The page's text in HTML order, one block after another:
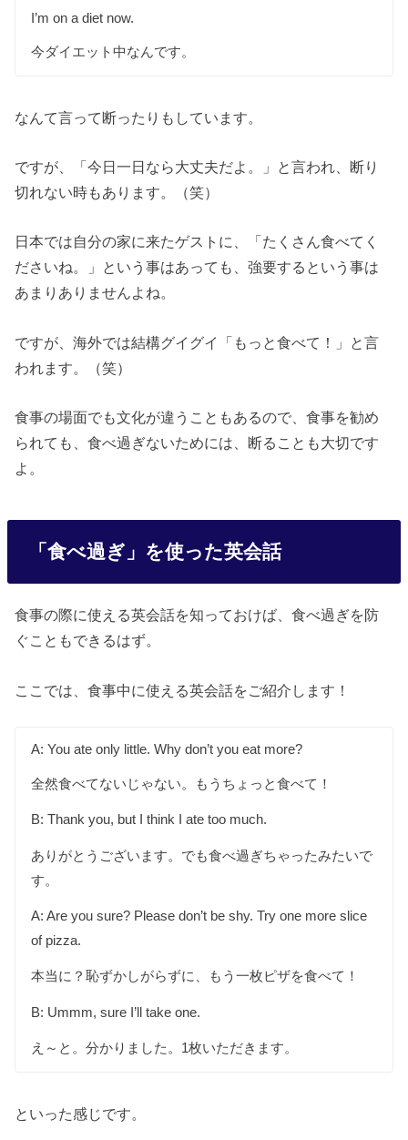
I’m on a diet now.
今ダイエット中なんです。
なんて言って断ったりもしています。
ですが、「今日一日なら大丈夫だよ。」と言われ、断り
切れない時もあります。（笑）
日本では自分の家に来たゲストに、「たくさん食べてく
ださいね。」という事はあっても、強要するという事は
あまりありませんよね。
ですが、海外では結構グイグイ「もっと食べて！」と言
われます。（笑）
食事の場面でも文化が違うこともあるので、食事を勧め
られても、食べ過ぎないためには、断ることも大切です
よ。
「食べ過ぎ」を使った英会話
食事の際に使える英会話を知っておけば、食べ過ぎを防
ぐこともできるはず。
ここでは、食事中に使える英会話をご紹介します！
A: You ate only little. Why don’t you eat more?
全然食べてないじゃない。もうちょっと食べて！
B: Thank you, but I think I ate too much.
ありがとうございます。でも食べ過ぎちゃったみたいで
す。
A: Are you sure? Please don’t be shy. Try one more slice
of pizza.
本当に？恥ずかしがらずに、もう一枚ピザを食べて！
B: Ummm, sure I’ll take one.
え～と。分かりました。1枚いただきます。
といった感じです。